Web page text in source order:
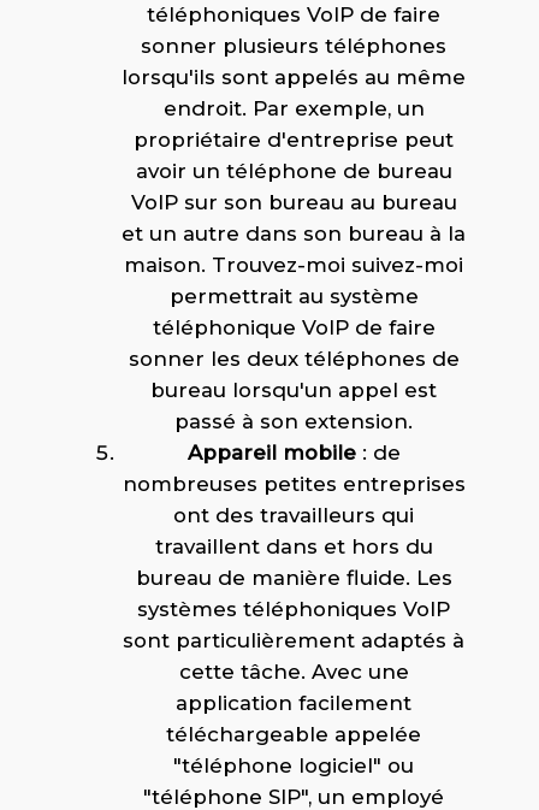
téléphoniques VoIP de faire
sonner plusieurs téléphones
lorsqu'ils sont appelés au même
endroit. Par exemple, un
propriétaire d'entreprise peut
avoir un téléphone de bureau
VoIP sur son bureau au bureau
et un autre dans son bureau à la
maison. Trouvez-moi suivez-moi
permettrait au système
téléphonique VoIP de faire
sonner les deux téléphones de
bureau lorsqu'un appel est
passé à son extension.
Appareil mobile: de
nombreuses petites entreprises
ont des travailleurs qui
travaillent dans et hors du
bureau de manière fluide. Les
systèmes téléphoniques VoIP
sont particulièrement adaptés à
cette tâche. Avec une
application facilement
téléchargeable appelée
"téléphone logiciel" ou
"téléphone SIP", un employé